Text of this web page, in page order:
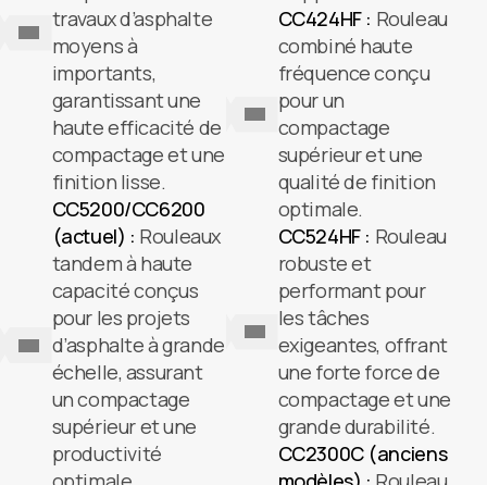
travaux d’asphalte
moyens à
importants,
garantissant une
haute efficacité de
compactage et une
finition lisse.
CC5200/CC6200
(actuel) : Rouleaux
tandem à haute
capacité conçus
pour les projets
d’asphalte à grande
échelle, assurant
un compactage
supérieur et une
productivité
CC424HF : Rouleau
combiné haute
fréquence conçu
pour un
compactage
supérieur et une
qualité de finition
optimale.
CC524HF : Rouleau
robuste et
performant pour
les tâches
exigeantes, offrant
une forte force de
compactage et une
grande durabilité.
CC2300C (anciens